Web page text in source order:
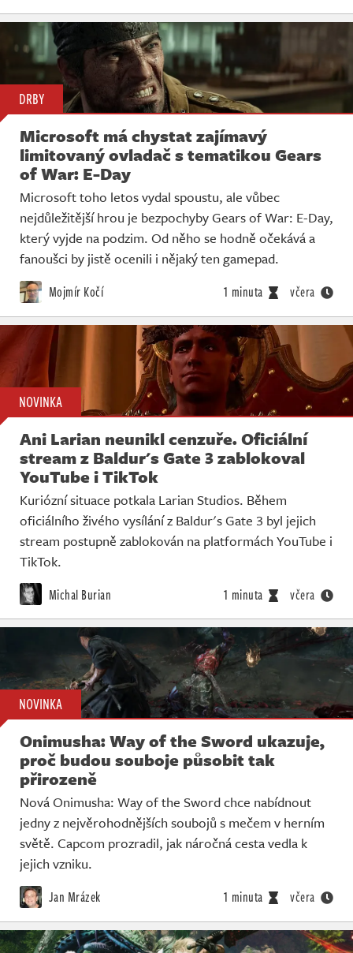
DRBY
Microsoft má chystat zajímavý
limitovaný ovladač s tematikou Gears
of War: E-Day
Microsoft toho letos vydal spoustu, ale vůbec
nejdůležitější hrou je bezpochyby Gears of War: E-Day,
který vyjde na podzim. Od něho se hodně očekává a
fanoušci by jistě ocenili i nějaký ten gamepad.
Mojmír Kočí 1 minuta včera
NOVINKA
Ani Larian neunikl cenzuře. Oficiální
stream z Baldur's Gate 3 zablokoval
YouTube i TikTok
Kuriózní situace potkala Larian Studios. Během
oficiálního živého vysílání z Baldur's Gate 3 byl jejich
stream postupně zablokován na platformách YouTube i
TikTok.
Michal Burian 1 minuta včera
NOVINKA
Onimusha: Way of the Sword ukazuje,
proč budou souboje působit tak
přirozeně
Nová Onimusha: Way of the Sword chce nabídnout
jedny z nejvěrohodnějších soubojů s mečem v herním
světě. Capcom prozradil, jak náročná cesta vedla k
jejich vzniku.
Jan Mrázek 1 minuta včera